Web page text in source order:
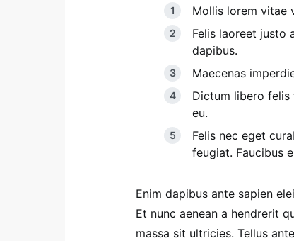
Mollis lorem vitae
Felis laoreet justo
dapibus.
Maecenas
Dictum libero
eu.
Felis nec eget
feugiat. Faucibus
Enim dapibus ante sapien
Et nunc aenean a hendrerit
massa sit ultricies. Tellus